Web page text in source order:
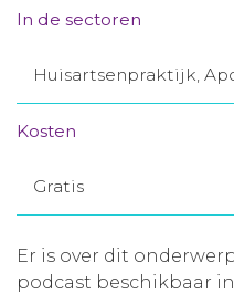
In de sectoren
Huisartsenpraktijk,
Kosten
Gratis
Er is over dit
podcast beschikbaar